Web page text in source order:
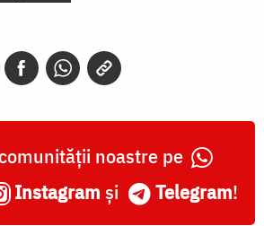
noastre pe
Instagram și Telegram!